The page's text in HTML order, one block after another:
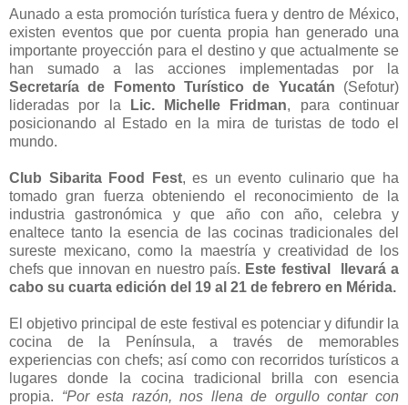
Aunado a esta promoción turística fuera y dentro de México,
existen eventos que por cuenta propia han generado una
importante proyección para el destino y que actualmente se
han sumado a las acciones implementadas por la
Secretaría de Fomento Turístico de Yucatán (Sefotur)
lideradas por la
Lic. Michelle Fridman, para continuar
posicionando al Estado en la mira de turistas de todo el
mundo.
Club Sibarita Food Fest, es un evento culinario que ha
tomado gran fuerza obteniendo el reconocimiento de la
industria gastronómica y que año con año, celebra y
enaltece tanto la esencia de las cocinas tradicionales del
sureste mexicano, como la maestría y creatividad de los
chefs que innovan en nuestro país. Este festival llevará a
cabo su cuarta edición del 19 al 21 de febrero en Mérida.
El objetivo principal de este festival es potenciar y difundir la
cocina de la Península, a través de memorables
experiencias con chefs; así como con recorridos turísticos a
lugares donde la cocina tradicional brilla con esencia
propia. “Por esta razón, nos llena de orgullo contar con